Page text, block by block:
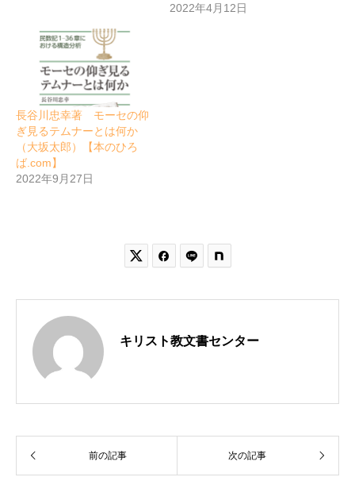
2022年4月12日
長谷川忠幸著 モーセの仰
ぎ見るテムナーとは何か
（大坂太郎）【本のひろ
ば.com】
2022年9月27日
 
キリスト教文書センター
前の記事 次の記事